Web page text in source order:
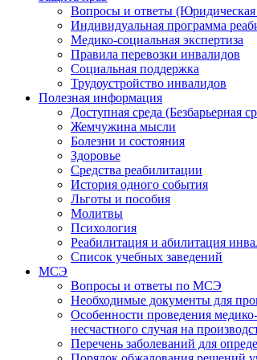
Вопросы и ответы
Индивидуальная программа
Медико-социальная экспертиза
Правила перевозки инвалидов
Социальная поддержка
Трудоустройство инвалидов
Полезная информация
Доступная среда (Безбарьерная
Жемчужина мысли
Болезни и состояния
Здоровье
Средства реабилитации
История одного события
Льготы и пособия
Молитвы
Психология
Реабилитация и абилитация
Список учебных заведений
МСЭ
Вопросы и ответы по МСЭ
Необходимые документы для
Особенности проведения
несчастного случая на
Перечень заболеваний для